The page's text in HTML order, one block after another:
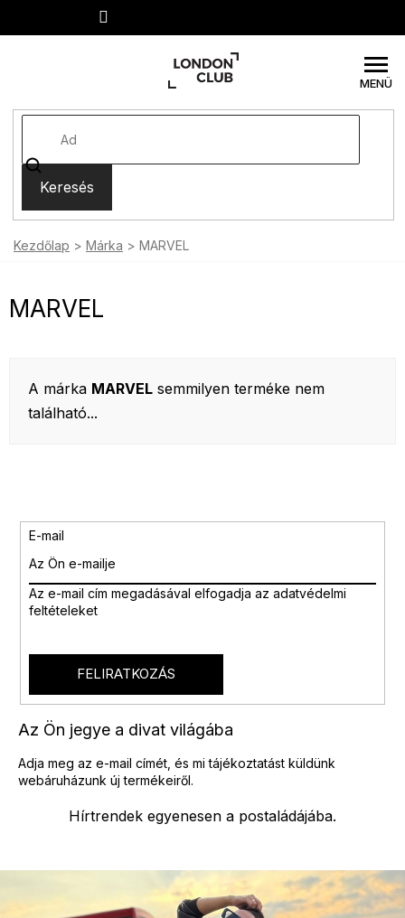
Keresés
Kezdőlap Márka MARVEL
MARVEL
A márka MARVEL semmilyen terméke nem
található...
Hírtrendek egyenesen a postaládájába.
Az Ön jegye a divat világába
Adja meg az e-mail címét, és mi tájékoztatást küldünk
webáruházunk új termékeiről.
E-mail
Az e-mail cím megadásával elfogadja az adatvédelmi
feltételeket
FELIRATKOZÁS